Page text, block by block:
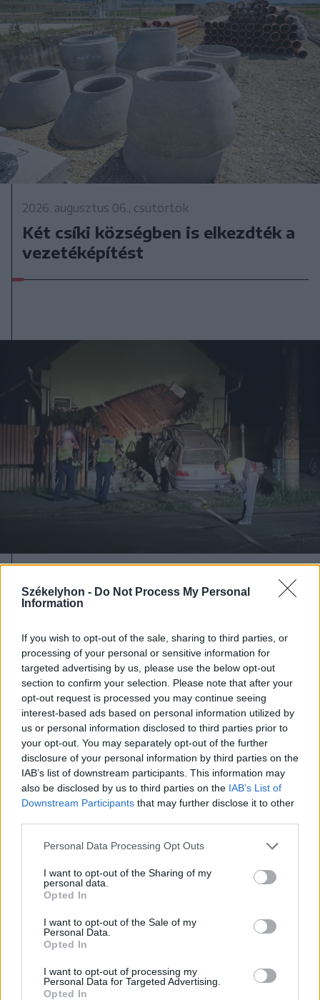
Székelyhon - Do Not Process My Personal
Information
If you wish to opt-out of the sale, sharing to third parties, or
processing of your personal or sensitive information for
targeted advertising by us, please use the below opt-out
section to confirm your selection. Please note that after your
opt-out request is processed you may continue seeing
interest-based ads based on personal information utilized by
us or personal information disclosed to third parties prior to
your opt-out. You may separately opt-out of the further
disclosure of your personal information by third parties on the
IAB’s list of downstream participants. This information may
also be disclosed by us to third parties on the IAB’s List of
Downstream Participants that may further disclose it to other
Personal Data Processing Opt Outs
I want to opt-out of the Sharing of my
personal data.
Opted In
I want to opt-out of the Sale of my
Personal Data.
Opted In
I want to opt-out of processing my
Personal Data for Targeted Advertising.
Opted In
2026. augusztus 06., csütörtök
Két csíki községben is elkezdték a
vezetéképítést
Jogosítvány nélkül, ittasan hajtott
2026. augusztus 04., kedd
Jól halad a Tusnádfürdőt ellátó
vízvezeték építése